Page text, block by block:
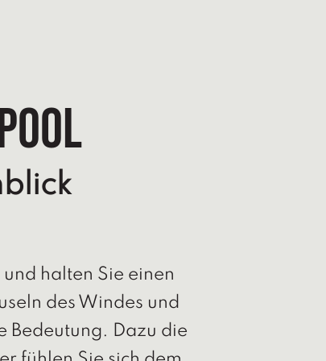
halten Sie einen
des Windes und
Bedeutung. Dazu die